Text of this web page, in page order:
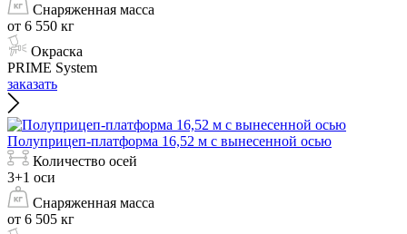
Снаряженная масса
от 6 550 кг
Окраска
PRIME System
заказать
Полуприцеп-платформа 16,52 м с вынесенной осью
Количество осей
3+1 оси
Снаряженная масса
от 6 505 кг